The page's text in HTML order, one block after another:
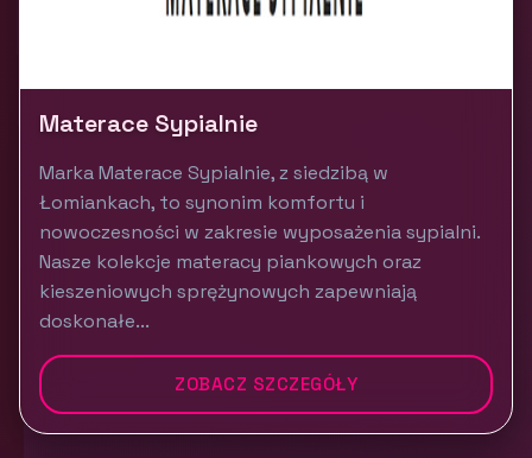
Materace Sypialnie
Marka Materace Sypialnie, z siedzibą w
Łomiankach, to synonim komfortu i
nowoczesności w zakresie wyposażenia sypialni.
Nasze kolekcje materacy piankowych oraz
kieszeniowych sprężynowych zapewniają
doskonałe...
ZOBACZ SZCZEGÓŁY